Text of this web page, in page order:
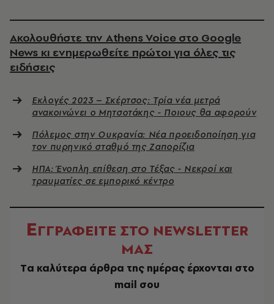
Ακολουθήστε την Athens Voice στο Google
News κι ενημερωθείτε πρώτοι για όλες τις
ειδήσεις
Εκλογές 2023 – Σκέρτσος: Τρία νέα μετρά
ανακοινώνει ο Μητσοτάκης - Ποιους θα αφορούν
Πόλεμος στην Ουκρανία: Νέα προειδοποίηση για
τον πυρηνικό σταθμό της Ζαπορίζια
ΗΠΑ: Ένοπλη επίθεση στο Τέξας - Νεκροί και
τραυματίες σε εμπορικό κέντρο
ΕΓΓΡΑΦΕΙΤΕ ΣΤΟ NEWSLETTER
ΜΑΣ
Tα καλύτερα άρθρα της ημέρας έρχονται στο
mail σου